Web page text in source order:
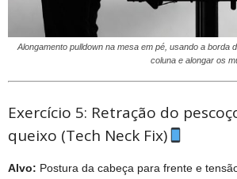
Alongamento pulldown na mesa em pé, usando a borda
coluna e alongar os
Exercício 5: Retração do
queixo (Tech Neck Fix)
Alvo: Postura da cabeça para frente e